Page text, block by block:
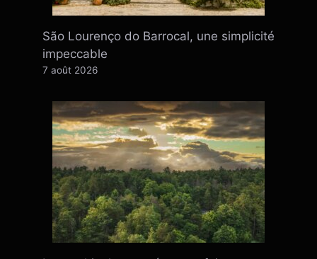
São Lourenço do Barrocal, une simplicité
impeccable
7 août 2026